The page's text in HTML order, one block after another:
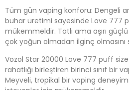
Tüm gün vaping konforu: Dengeli
buhar üretimi sayesinde Love 777
mükemmeldir. Tatlı ama aşırı
çok yoğun olmadan ilginç olmasını
Vozol Star 20000 Love 777 puff
rahatlığı birleştiren birinci sınıf bir
Meyveli, tropikal bir vaping